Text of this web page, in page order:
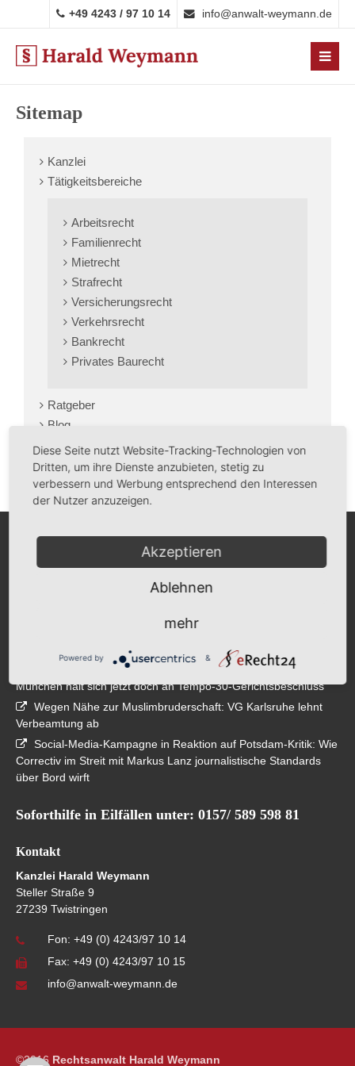
info@anwalt-weymann.de
+49 4243 / 97 10 14
Sitemap
Kanzlei
Tätigkeitsbereiche
Arbeitsrecht
Familienrecht
Mietrecht
Strafrecht
Versicherungsrecht
Verkehrsrecht
Bankrecht
Privates Baurecht
Ratgeber
Blog
Kontakt
Recht Aktuell
Benehmen beim Absacker in einer Bar: Gehen, wenn es am
OLG Köln entscheidet Bonner Reederei-Streit: Werbung für
kostenlosen Pendler-Shuttle ist zulässig
Neuer OB bestätigt Kurswechsel auf Landshuter Allee:
München hält sich jetzt doch an Tempo-30-Gerichtsbeschluss
Wegen Nähe zur Muslimbruderschaft: VG Karlsruhe lehnt
Verbeamtung ab
Social-Media-Kampagne in Reaktion auf Potsdam-Kritik: Wie
Correctiv im Streit mit Markus Lanz journalistische Standards
über Bord wirft
Soforthilfe in Eilfällen unter: 0157/ 589 598 81
Kontakt
Kanzlei Harald Weymann
Steller Straße 9
27239 Twistringen
Fon:+49 (0) 4243/97 10 14
Fax: +49 (0) 4243/97 10 15
info@anwalt-weymann.de
©2016 Rechtsanwalt Harald Weymann
Diese Seite nutzt Website-Tracking-Technologien von
Dritten, um ihre Dienste anzubieten, stetig zu
verbessern und Werbung entsprechend den Interessen
der Nutzer anzuzeigen.
Akzeptieren
Ablehnen
mehr
Powered by &